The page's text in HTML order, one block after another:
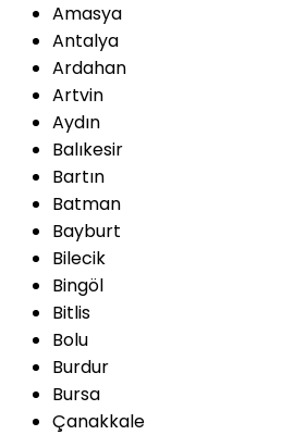
Amasya
Antalya
Ardahan
Artvin
Aydın
Balıkesir
Bartın
Batman
Bayburt
Bilecik
Bingöl
Bitlis
Bolu
Burdur
Bursa
Çanakkale